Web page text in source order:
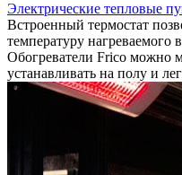
Электрические тепловые
Встроенный термостат
температуру нагреваемого
Обогреватели Frico можно
устанавливать на полу и